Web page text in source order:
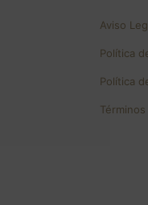
Aviso
Política
Política